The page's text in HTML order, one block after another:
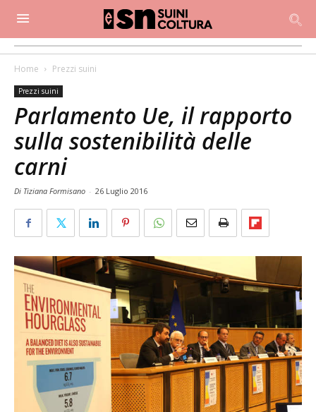
Home Prezzi suini
Prezzi suini
Parlamento Ue, il rapporto
sulla sostenibilità delle
carni
Di Tiziana Formisano - 26 Luglio 2016